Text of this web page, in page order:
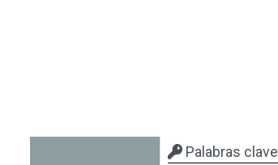
Palabras clave